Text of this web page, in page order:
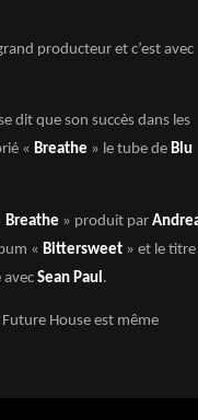
producteur et c’est avec
dit que son succès dans les
« Breathe » le tube de Blu
Breathe » produit par
« Bittersweet » et le titre
Sean Paul .
House est même